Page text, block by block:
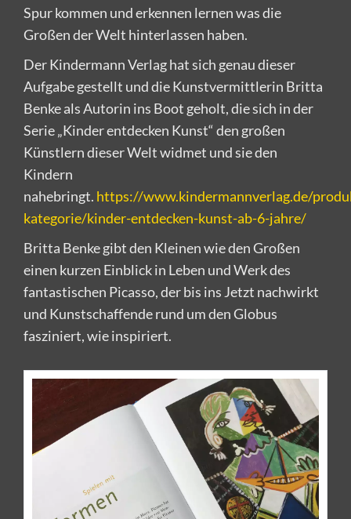
Spur kommen und erkennen lernen was die
Großen der Welt hinterlassen haben.
Der Kindermann Verlag hat sich genau dieser
Aufgabe gestellt und die Kunstvermittlerin Britta
Benke als Autorin ins Boot geholt, die sich in der
Serie „Kinder entdecken Kunst“ den großen
Künstlern dieser Welt widmet und sie den
Kindern
nahebringt. https://www.kindermannverlag.de/
kategorie/kinder-entdecken-kunst-ab-6-jahre/
Britta Benke gibt den Kleinen wie den Großen
einen kurzen Einblick in Leben und Werk des
fantastischen Picasso, der bis ins Jetzt nachwirkt
und Kunstschaffende rund um den Globus
fasziniert, wie inspiriert.